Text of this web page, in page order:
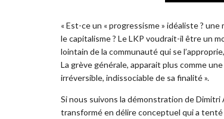
« Est-ce un « progressisme » idéaliste ?
le capitalisme ? Le LKP voudrait-il être un
lointain de la communauté qui se
La grève générale, apparait plus comme
irréversible, indissociable de sa finalité ».
Si nous suivons la démonstration de
transformé en délire conceptuel qui a